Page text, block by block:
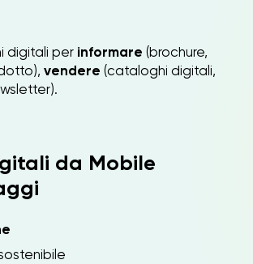
digitali per informare (brochure,
vendere (cataloghi digitali,
da Mobile